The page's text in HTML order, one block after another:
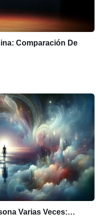
Comparación De
Varias Veces:…